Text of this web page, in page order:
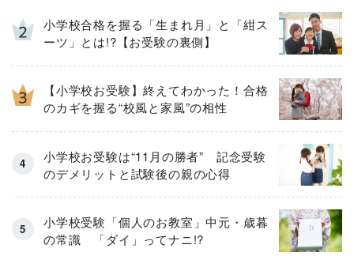
小学校合格を握る「生まれ月」と「紺ス
ーツ」とは!?【お受験の裏側】
【小学校お受験】終えてわかった！合格
のカギを握る“校風と家風”の相性
小学校お受験は“11月の勝者” 記念受験
のデメリットと試験後の親の心得
小学校受験「個人のお教室」中元・歳暮
の常識 「ダイ」ってナニ!?